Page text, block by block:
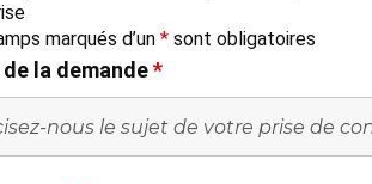
marqués d’un * sont obligatoires
la demande*